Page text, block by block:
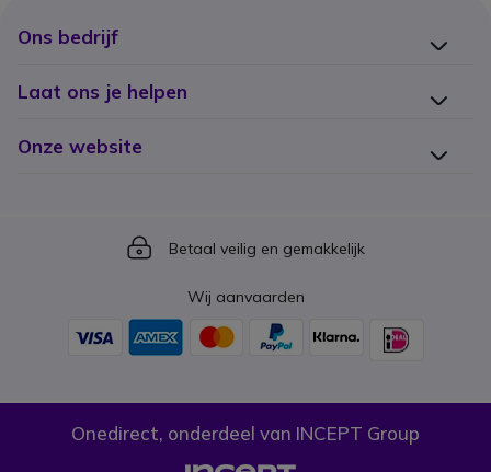
Ons bedrijf
Laat ons je helpen
Onze website
Icon
Betaal veilig en gemakkelijk
Wij aanvaarden
Onedirect, onderdeel van INCEPT Group